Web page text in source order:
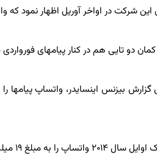
در اواخر آوریل اظهار نمود که واتساپ شاهد کاهش ۷۰ درصدی شمار
دو تایی هم در کنار پیامهای
بیزنس اینسایدر، واتساپ پیامها
به مبلغ ۱۹ میلیارد دلار خریداری کرد.